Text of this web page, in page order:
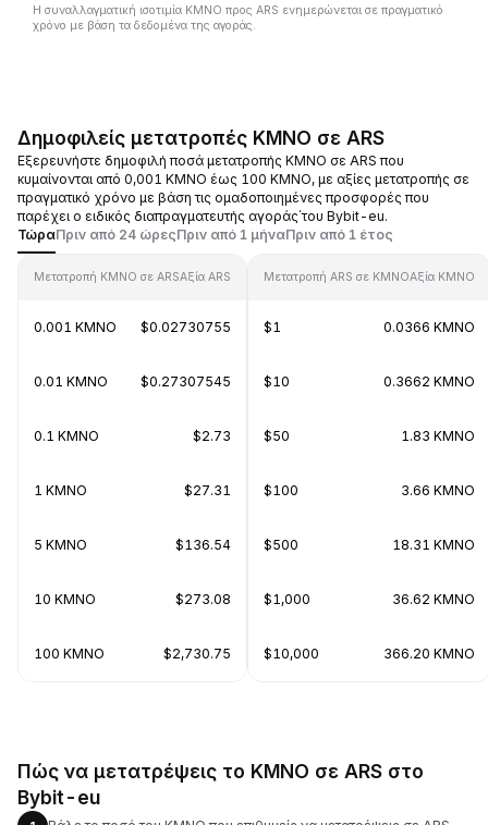
Η συναλλαγματική ισοτιμία KMNO προς ARS ενημερώνεται σε πραγματικό
χρόνο με βάση τα δεδομένα της αγοράς.
Δημοφιλείς μετατροπές KMNO σε ARS
Εξερευνήστε δημοφιλή ποσά μετατροπής KMNO σε ARS που
κυμαίνονται από 0,001 KMNO έως 100 KMNO, με αξίες μετατροπής σε
πραγματικό χρόνο με βάση τις ομαδοποιημένες προσφορές που
παρέχει ο ειδικός διαπραγματευτής αγοράς΄του Bybit-eu.
ΤώραΠριν από 24 ώρεςΠριν από 1 μήναΠριν από 1 έτος
Μετατροπή KMNO σε ARSΑξία ARS
0.001 KMNO $0.02730755
0.01 KMNO $0.27307545
0.1 KMNO $2.73
1 KMNO $27.31
5 KMNO $136.54
10 KMNO $273.08
100 KMNO $2,730.75
Μετατροπή ARS σε KMNOΑξία KMNO
$1 0.0366 KMNO
$10 0.3662 KMNO
$50 1.83 KMNO
$100 3.66 KMNO
$500 18.31 KMNO
$1,000 36.62 KMNO
$10,000 366.20 KMNO
Πώς να μετατρέψεις το KMNO σε ARS στο
Bybit-eu